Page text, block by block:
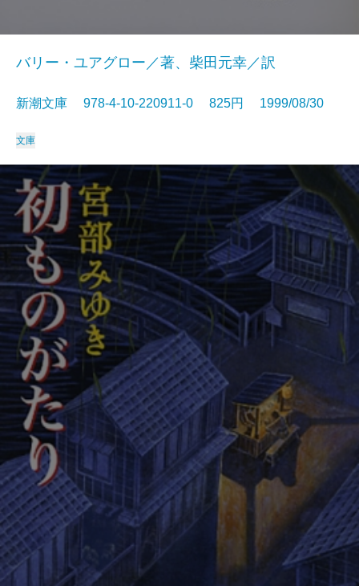
バリー・ユアグロー／著、柴田元幸／訳
新潮文庫 978-4-10-220911-0 825円 1999/08/30
文庫